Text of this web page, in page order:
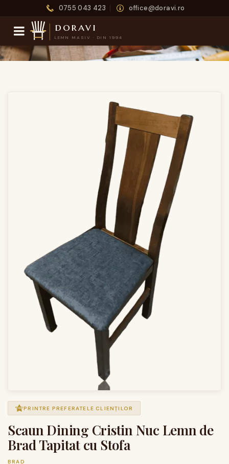
0755 043 423 office@doravi.ro
doravi
LEMN MASIV · DIN 1994
PRINTRE PREFERATELE CLIENȚILOR
Scaun Dining Cristin Nuc Lemn de
Brad Tapitat cu Stofa
BRAD